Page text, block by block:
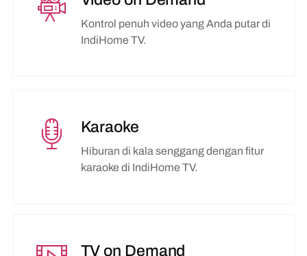
Kontrol penuh video yang Anda putar di
IndiHome TV.
Karaoke
Hiburan di kala senggang dengan fitur
karaoke di IndiHome TV.
TV on Demand